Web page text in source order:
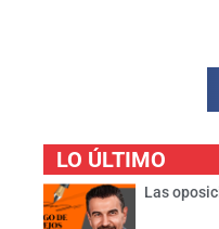
LO ÚLTIMO
Las